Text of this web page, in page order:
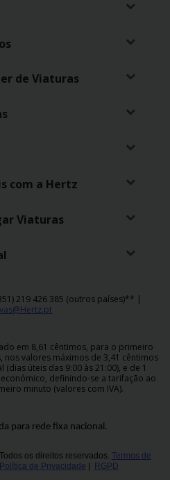
de Viaturas
com a Hertz
Viaturas
219 426 385 (outros países)** |
em 8,61 cêntimos, para o primeiro
nos valores máximos de 3,41 cêntimos
úteis das 9:00 às 21:00), e de 1
definindo-se a tarifação ao
minuto (valores com IVA).
para rede fixa nacional.
os direitos reservados. Termos de
Política de Privacidade RGPD